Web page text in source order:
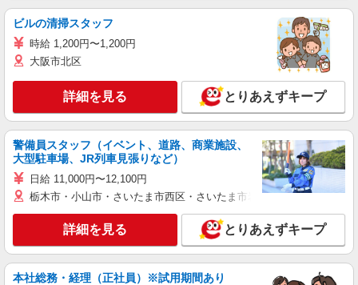
ビルの清掃スタッフ
時給 1,200円〜1,200円
大阪市北区
詳細を見る とりあえずキープ
警備員スタッフ（イベント、道路、商業施設、
大型駐車場、JR列車見張りなど）
日給 11,000円〜12,100円
栃木市・小山市・さいたま市西区・さいたま市岩槻区・久喜市・蓮田
詳細を見る とりあえずキープ
本社総務・経理（正社員）※試用期間あり